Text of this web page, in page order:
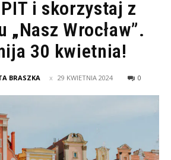
i skorzystaj z
„Nasz Wrocław”.
30 kwietnia!
BRASZKA 29 KWIETNIA 2024 0